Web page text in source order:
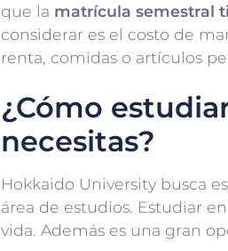
que la matrícula semestral
considerar es el costo de
renta, comidas o artículos
¿Cómo
necesitas?
Hokkaido University busca
área de estudios. Estudiar
vida. Además es una gran